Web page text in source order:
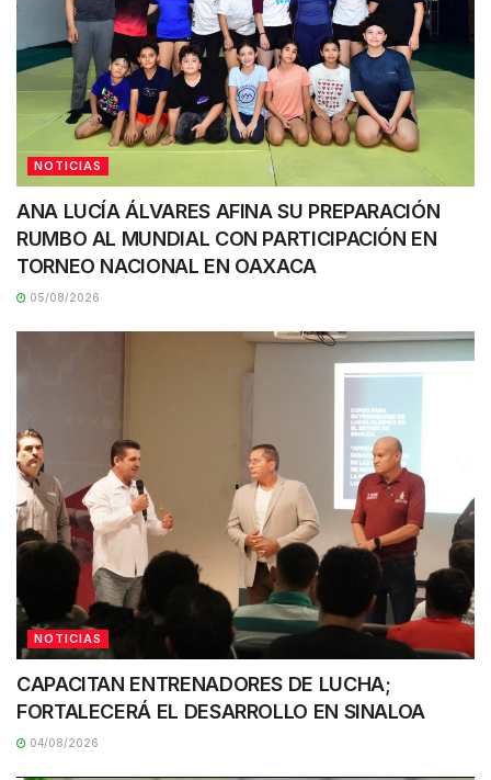
NOTICIAS
ANA LUCÍA ÁLVARES AFINA SU PREPARACIÓN
RUMBO AL MUNDIAL CON PARTICIPACIÓN EN
TORNEO NACIONAL EN OAXACA
05/08/2026
NOTICIAS
CAPACITAN ENTRENADORES DE LUCHA;
FORTALECERÁ EL DESARROLLO EN SINALOA
04/08/2026